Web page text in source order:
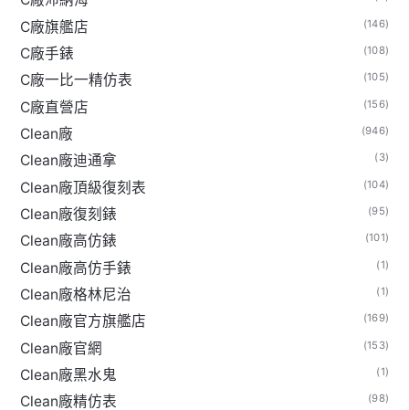
C廠旗艦店 (146)
C廠手錶 (108)
C廠一比一精仿表 (105)
C廠直營店 (156)
Clean廠 (946)
Clean廠迪通拿 (3)
Clean廠頂級復刻表 (104)
Clean廠復刻錶 (95)
Clean廠高仿錶 (101)
Clean廠高仿手錶 (1)
Clean廠格林尼治 (1)
Clean廠官方旗艦店 (169)
Clean廠官網 (153)
Clean廠黑水鬼 (1)
Clean廠精仿表 (98)